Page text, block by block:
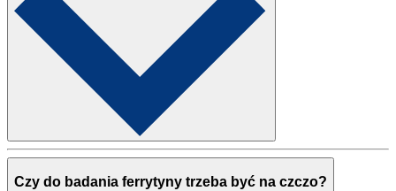
Czy do badania ferrytyny trzeba być na czczo?